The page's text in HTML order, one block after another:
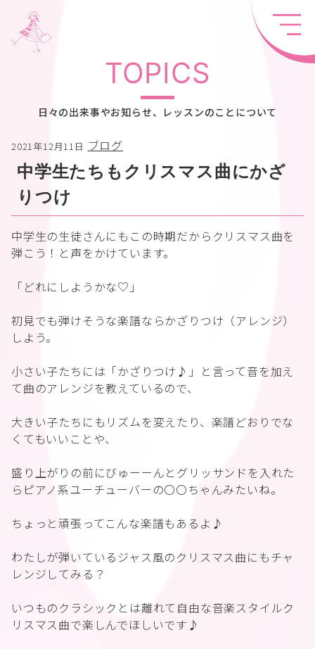
TOPICS
日々の出来事やお知らせ、レッスンのことについて
2021年12月11日 ブログ
中学生たちもクリスマス曲にかざ
りつけ
中学生の生徒さんにもこの時期だからクリスマス曲を
弾こう！と声をかけています。
「どれにしようかな♡」
初見でも弾けそうな楽譜ならかざりつけ（アレンジ）
しよう。
小さい子たちには「かざりつけ♪」と言って音を加え
て曲のアレンジを教えているので、
大きい子たちにもリズムを変えたり、楽譜どおりでな
くてもいいことや、
盛り上がりの前にびゅーーんとグリッサンドを入れた
らピアノ系ユーチューバーの〇〇ちゃんみたいね。
ちょっと頑張ってこんな楽譜もあるよ♪
わたしが弾いているジャス風のクリスマス曲にもチャ
レンジしてみる？
いつものクラシックとは離れて自由な音楽スタイルク
リスマス曲で楽しんでほしいです♪